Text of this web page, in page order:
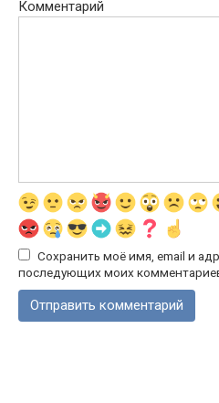
Комментарий
Сохранить моё имя, email и
последующих моих